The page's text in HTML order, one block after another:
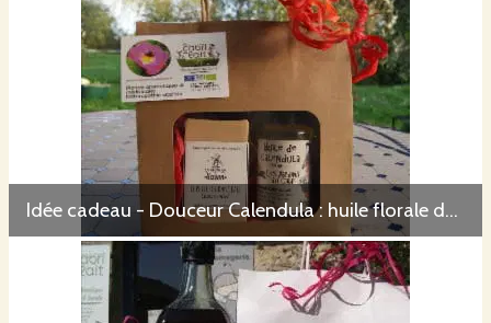
Idée cadeau - Douceur Calendula : huile florale de calendula - savon karité-calendula - Nature et Progrès